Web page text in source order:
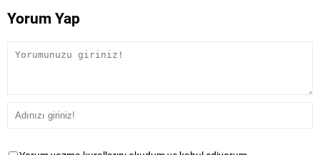
Yorum Yap